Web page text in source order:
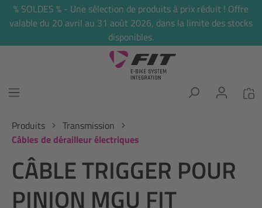
principal
% SOLDES % - Une sélection de produits à prix réduit ! Offre
valable du 20 avril au 31 août 2026, dans la limite des stocks
disponibles.
Produits
Transmission
Câbles de dérailleur électriques
CÂBLE TRIGGER POUR
PINION MGU FIT